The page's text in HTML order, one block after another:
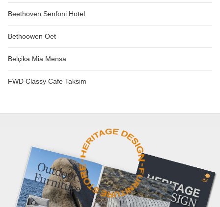
Beethoven Senfoni Hotel
Bethoowen Oet
Belçika Mia Mensa
FWD Classy Cafe Taksim